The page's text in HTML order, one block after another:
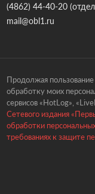
(4862) 44-40-20
mail@obl1.ru
Продолжая
обработку моих
сервисов «HotLog»,
Сетевого издания
обработки
требованиях к защите